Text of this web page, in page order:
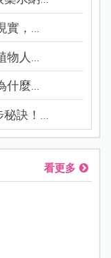
實，...
物人...
什麼...
訣！...
看更多